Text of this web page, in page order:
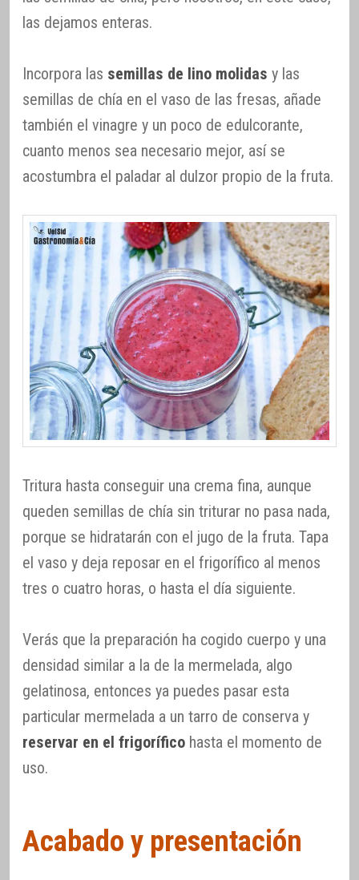
las dejamos enteras.
Incorpora las semillas de lino molidas y las
semillas de chía en el vaso de las fresas, añade
también el vinagre y un poco de edulcorante,
cuanto menos sea necesario mejor, así se
acostumbra el paladar al dulzor propio de la fruta.
Tritura hasta conseguir una crema fina, aunque
queden semillas de chía sin triturar no pasa nada,
porque se hidratarán con el jugo de la fruta. Tapa
el vaso y deja reposar en el frigorífico al menos
tres o cuatro horas, o hasta el día siguiente.
Verás que la preparación ha cogido cuerpo y una
densidad similar a la de la mermelada, algo
gelatinosa, entonces ya puedes pasar esta
particular mermelada a un tarro de conserva y
reservar en el frigorífico hasta el momento de
uso.
Acabado y presentación